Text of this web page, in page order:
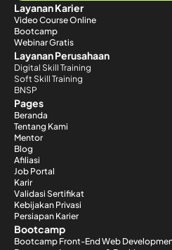
Layanan Karier
Video Course Online
Bootcamp
Webinar Gratis
Layanan Perusahaan
Digital Skill Training
Soft Skill Training
BNSP
Pages
Beranda
Tentang Kami
Mentor
Blog
Afiliasi
Job Portal
Karir
Validasi Sertifikat
Kebijakan Privasi
Persiapan Karier
Bootcamp
Bootcamp Front-End Web